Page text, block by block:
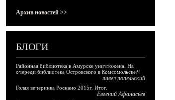
Архив новостей >>
БЛОГИ
Районная библиотека в Амурске уничтожена. На
очереди библиотека Островского в Комсомольске?!
павел попельский
Голая вечеринка Роснано 2015г. Итог.
Евгений Афанасьев